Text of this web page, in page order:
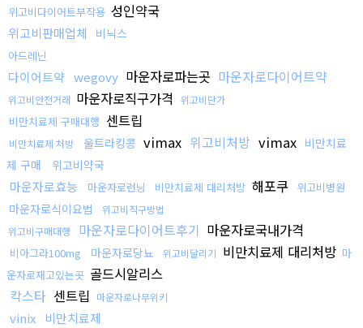
위고비다이어트부작용 성인약국
위고비판매업체 비닉스
아드레닌
다이어트약 wegovy 마운자로파는곳 마운자로다이어트약
위고비안전거래 마운자로직구가격 위고비단가
비만치료제 구매대행 센트립
비만치료제 처방 울트라킹콩 vimax 위고비처방 vimax 비만치료
제 구매
위고비약국
마운자로효능 마운자로런닝 비만치료제 대리처방 해포쿠 위고비병원
마운자로식이요법
위고비직구방법
위고비구매대행
마운자로다이어트후기 마운자로국내가격
비아그라100mg 마운자로당뇨 위고비달리기 비만치료제 대리처방 마
운자로재고있는곳 골드시알리스
칵스타 센트립 마운자로나무위키
vinix 비만치료제